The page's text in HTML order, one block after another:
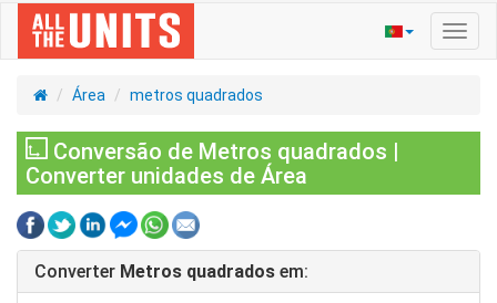
Área metros quadrados
Conversão de Metros quadrados |
Converter unidades de Área
Converter Metros quadrados em: